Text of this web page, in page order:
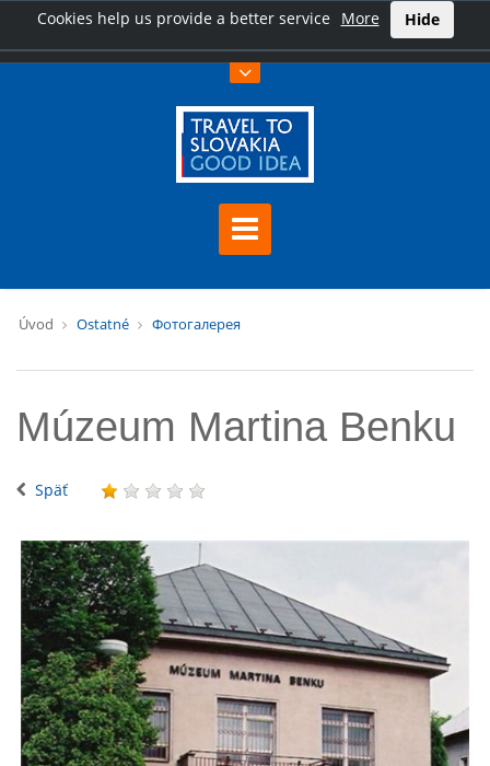
Cookies help us provide a better service More Hide
Úvod Ostatné Фотогалерея
Múzeum Martina Benku
Späť